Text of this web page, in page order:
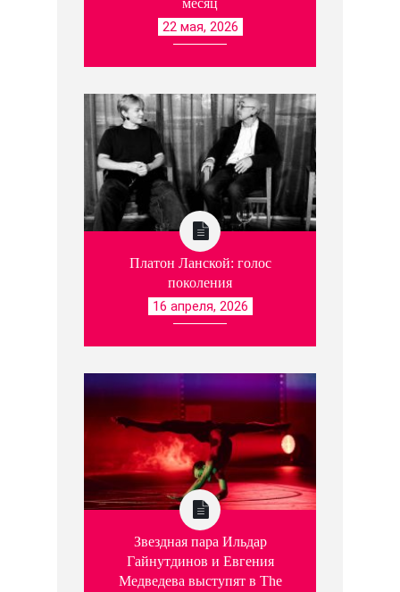
месяц
22 мая, 2026
Платон Ланской: голос
поколения
16 апреля, 2026
Звездная пара Ильдар
Гайнутдинов и Евгения
Медведева выступят в The